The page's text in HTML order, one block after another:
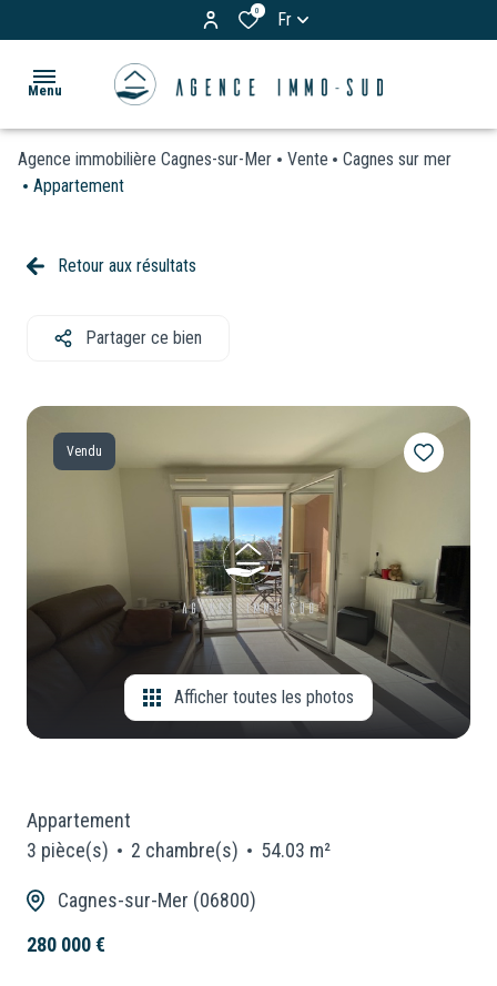
0 Fr
Menu
ACCUEIL
& Villas
Commerciaux
Neuf
BIENS
ESTIMATION
NOUS
REJOINDRE
Agence immobilière Cagnes-sur-Mer Vente
Cagnes sur mer
Appartement
Retour aux résultats
Partager ce bien
Vendu
Afficher toutes les photos
Appartement
3 pièce(s)
2 chambre(s) 54.03 m²
Cagnes-sur-Mer (06800)
280 000 €